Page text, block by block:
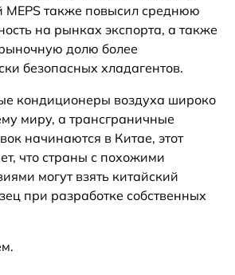
MEPS также повысил среднюю
на рынках экспорта, а также
долю более
безопасных хладагентов.
кондиционеры воздуха широко
миру, а трансграничные
начинаются в Китае, этот
что страны с похожими
могут взять китайский
при разработке собственных